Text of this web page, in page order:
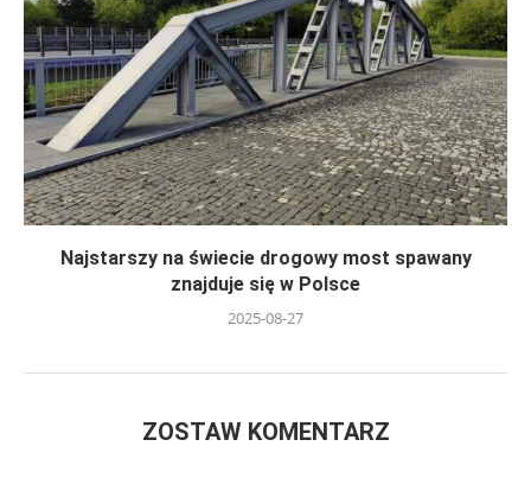
Najstarszy na świecie drogowy most spawany
znajduje się w Polsce
2025-08-27
ZOSTAW KOMENTARZ